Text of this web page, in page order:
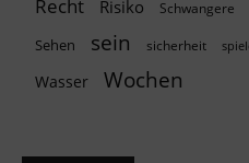
Recht Risiko Schwangere
Sehen sein sicherheit
Wasser Wochen